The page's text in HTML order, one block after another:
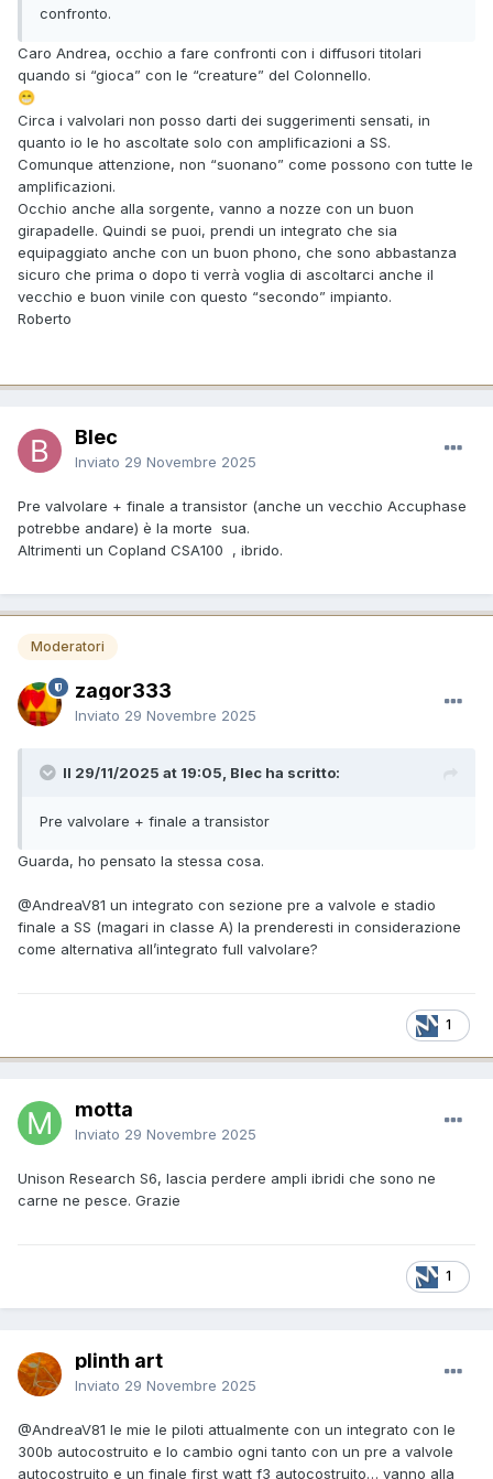
confronto.
Caro Andrea, occhio a fare confronti con i diffusori titolari
quando si “gioca” con le “creature” del Colonnello.
😁
Circa i valvolari non posso darti dei suggerimenti sensati, in
quanto io le ho ascoltate solo con amplificazioni a SS.
Comunque attenzione, non “suonano” come possono con tutte le
amplificazioni.
Occhio anche alla sorgente, vanno a nozze con un buon
girapadelle. Quindi se puoi, prendi un integrato che sia
equipaggiato anche con un buon phono, che sono abbastanza
sicuro che prima o dopo ti verrà voglia di ascoltarci anche il
vecchio e buon vinile con questo “secondo” impianto.
Roberto
Blec
Inviato 29 Novembre 2025
Pre valvolare + finale a transistor (anche un vecchio Accuphase
potrebbe andare) è la morte sua.
Altrimenti un Copland CSA100 , ibrido.
Moderatori
zagor333
Inviato 29 Novembre 2025
Il 29/11/2025 at 19:05, Blec ha scritto:
Pre valvolare + finale a transistor
Guarda, ho pensato la stessa cosa.
@AndreaV81 un integrato con sezione pre a valvole e stadio
finale a SS (magari in classe A) la prenderesti in considerazione
come alternativa all’integrato full valvolare?
1
motta
Inviato 29 Novembre 2025
Unison Research S6, lascia perdere ampli ibridi che sono ne
carne ne pesce. Grazie
1
plinth art
Inviato 29 Novembre 2025
@AndreaV81 le mie le piloti attualmente con un integrato con le
300b autocostruito e lo cambio ogni tanto con un pre a valvole
autocostruito e un finale first watt f3 autocostruito… vanno alla